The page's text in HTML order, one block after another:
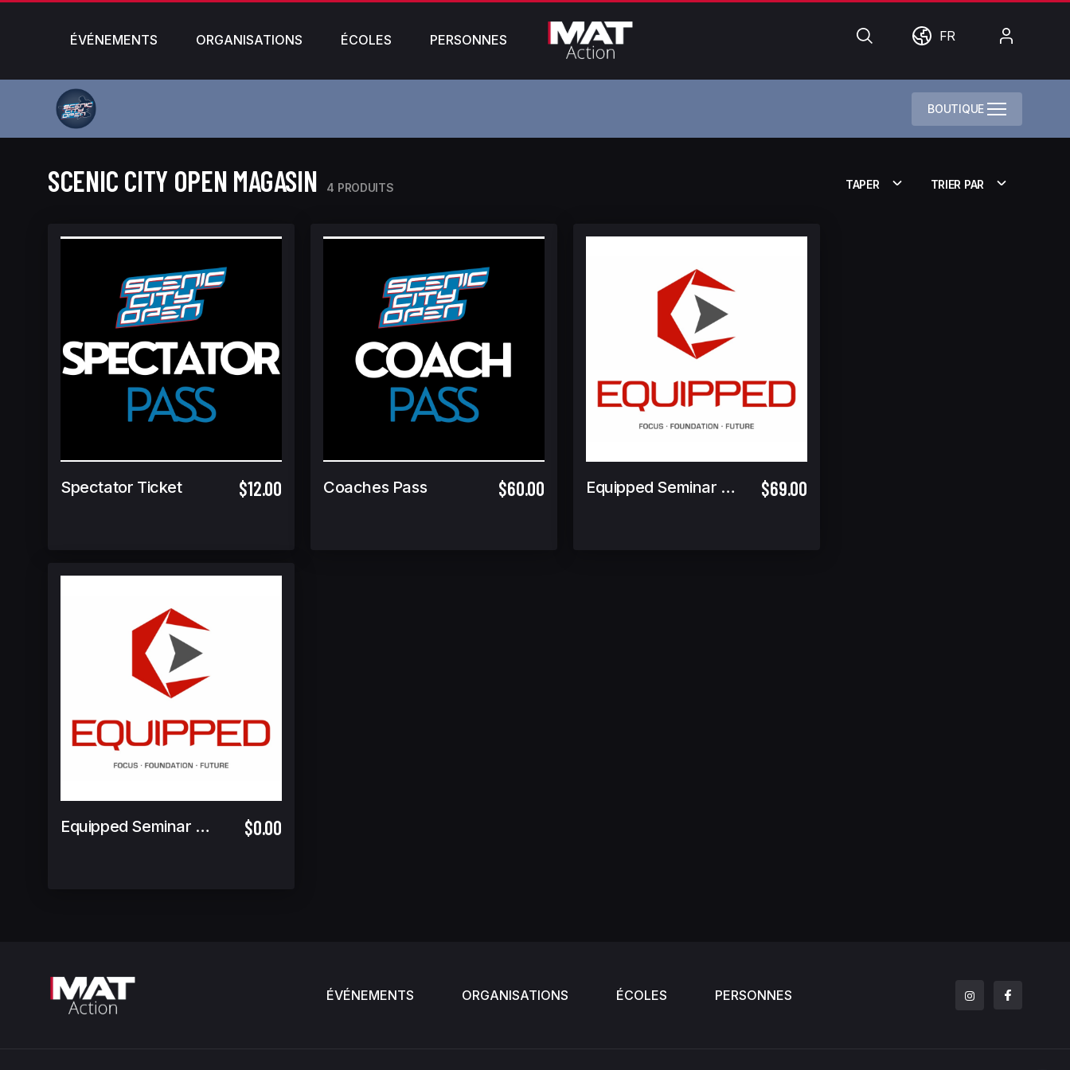
ÉVÉNEMENTS ORGANISATIONS ÉCOLES PERSONNES ChercherMonde
FR
BOUTIQUE
SCENIC CITY OPEN MAGASIN 4 PRODUITS TAPER TRIER PAR
Spectator Ticket $12.00 Coaches Pass $60.00 Equipped Seminar - Tricks & Releases $69.00
Equipped Seminar - New to Competition $0.00
ÉVÉNEMENTS ORGANISATIONS ÉCOLES PERSONNES